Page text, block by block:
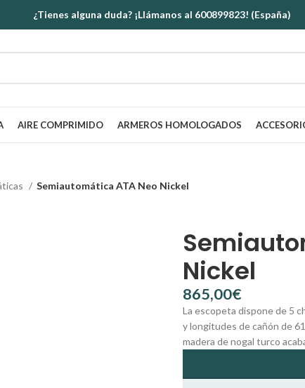
¿Tienes alguna duda? ¡Llámanos al 600899823! (España)
AIRE COMPRIMIDO ARMEROS HOMOLOGADOS
Semiautomática ATA Neo Nickel
Nickel
€
La escopeta dispone de 5
y longitudes de cañón de
madera de nogal turco